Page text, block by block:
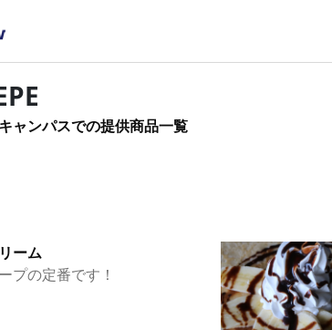
ャンパスでの提供商品一覧
ーム
プの定番です！